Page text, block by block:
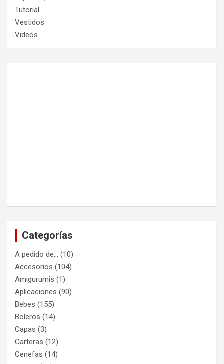
Tutorial
Vestidos
Videos
Categorías
A pedido de… (10)
Accesorios (104)
Amigurumis (1)
Aplicaciones (90)
Bebes (155)
Boleros (14)
Capas (3)
Carteras (12)
Cenefas (14)